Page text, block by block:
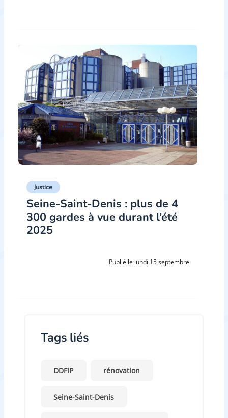
Justice
Seine-Saint-Denis : plus de 4
300 gardes à vue durant l’été
2025
Publié le lundi 15 septembre
Tags liés
DDFiP rénovation
Seine-Saint-Denis